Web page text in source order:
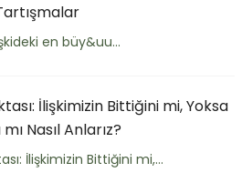
en büy&uu...
İlişkimizin Bittiğini mi, Yoksa
mı Nasıl Anlarız?
İlişkimizin Bittiğini mi,...